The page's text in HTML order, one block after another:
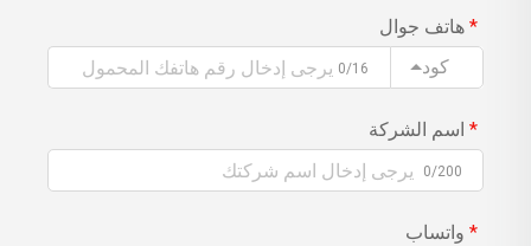
هاتف جوال
كود
0/16
اسم الشركة
0/200
واتساب